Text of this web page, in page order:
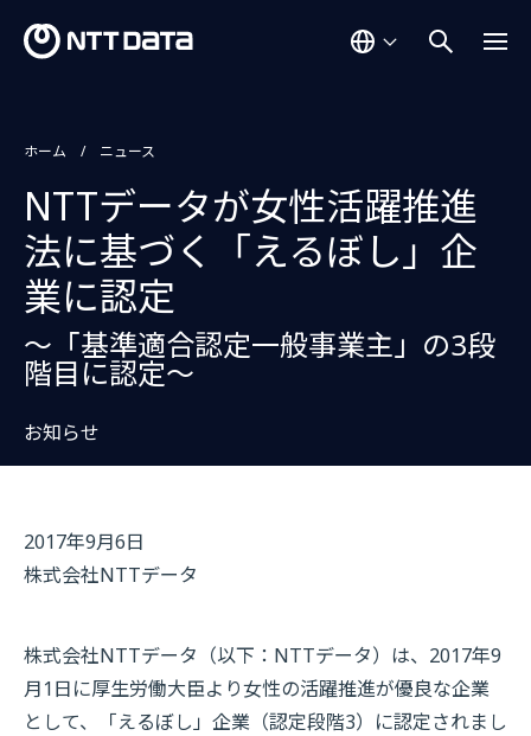
ホーム ニュース
NTTデータが女性活躍推進
法に基づく「えるぼし」企
業に認定
～「基準適合認定一般事業主」の3段
階目に認定～
お知らせ
2017年9月6日
株式会社NTTデータ
株式会社NTTデータ（以下：NTTデータ）は、2017年9
月1日に厚生労働大臣より女性の活躍推進が優良な企業
として、「えるぼし」企業（認定段階3）に認定されまし